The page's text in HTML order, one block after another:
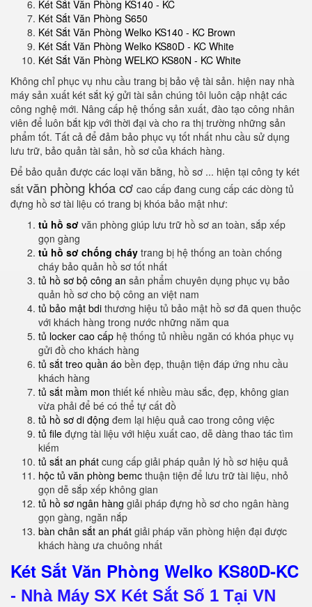
Két Sắt Văn Phòng KS140 - KC
Két Sắt Văn Phòng S650
Két Sắt Văn Phòng Welko KS140 - KC Brown
Két Sắt Văn Phòng Welko KS80D - KC White
Két Sắt Văn Phòng WELKO KS80N - KC White
Không chỉ phục vụ nhu cầu trang bị bảo vệ tài sản. hiện nay nhà
máy sản xuất két sắt ký gửi tài sản chúng tôi luôn cập nhật các
công nghệ mới. Nâng cấp hệ thống sản xuất, đào tạo công nhân
viên để luôn bắt kịp với thời đại và cho ra thị trường những sản
phẩm tốt. Tất cả để đảm bảo phục vụ tốt nhất nhu cầu sử dụng
lưu trữ, bảo quản tài sản, hồ sơ của khách hàng.
Để bảo quản được các loại văn bằng, hồ sơ ... hiện tại công ty két
sắt văn phòng khóa cơ cao cấp đang cung cấp các dòng tủ
đựng hồ sơ tài liệu có trang bị khóa bảo mật như:
tủ hồ sơ văn phòng giúp lưu trữ hồ sơ an toàn, sắp xếp
gọn gàng
tủ hồ sơ chống cháy trang bị hệ thống an toàn chống
cháy bảo quản hồ sơ tốt nhất
tủ hồ sơ bộ công an sản phẩm chuyên dụng phục vụ bảo
quản hồ sơ cho bộ công an việt nam
tủ bảo mật bdi thương hiệu tủ bảo mật hồ sơ đã quen thuộc
với khách hàng trong nước những năm qua
tủ locker cao cấp hệ thống tủ nhiều ngăn có khóa phục vụ
gửi đồ cho khách hàng
tủ sắt treo quần áo bền đẹp, thuận tiện đáp ứng nhu cầu
khách hàng
tủ sắt mầm mon thiết kế nhiều màu sắc, đẹp, không gian
vừa phải để bé có thể tự cất đồ
tủ hồ sơ di động đem lại hiệu quả cao trong công việc
tủ file đựng tài liệu với hiệu xuất cao, dễ dàng thao tác tìm
kiếm
tủ sắt an phát cung cấp giải pháp quản lý hồ sơ hiệu quả
hộc tủ văn phòng bemc thuận tiện để lưu trữ tài liệu, nhỏ
gọn dễ sắp xếp không gian
tủ hồ sơ ngân hàng giải pháp đựng hồ sơ cho ngân hàng
gọn gàng, ngăn nắp
bàn chân sắt an phát giải pháp văn phòng hiện đại được
khách hàng ưa chuông nhất
Két Sắt Văn Phòng Welko KS80D-KC
- Nhà Máy SX Két Sắt Số 1 Tại VN